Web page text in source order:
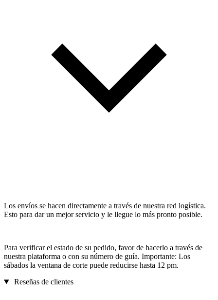
Los envíos se hacen directamente a través de nuestra red logística.
Esto para dar un mejor servicio y le llegue lo más pronto posible.
Para verificar el estado de su pedido, favor de hacerlo a través de
nuestra plataforma o con su número de guía. Importante: Los
sábados la ventana de corte puede reducirse hasta 12 pm.
Reseñas de clientes